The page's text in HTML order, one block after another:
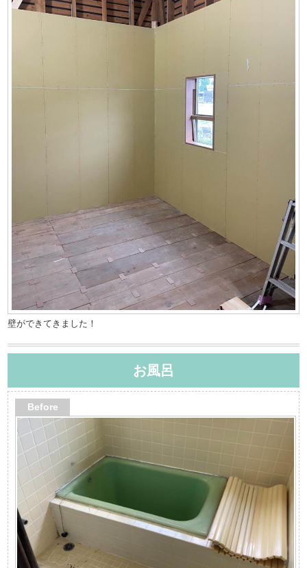
壁ができてきました！
お風呂
Before